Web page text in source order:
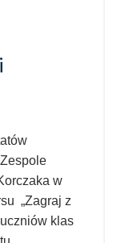
w
„Zagraj z
klas